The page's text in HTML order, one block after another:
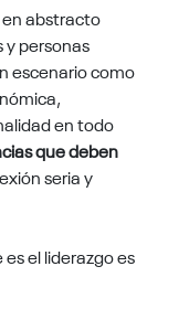
en abstracto
personas
escenario como
en todo
que deben
seria y
el liderazgo es